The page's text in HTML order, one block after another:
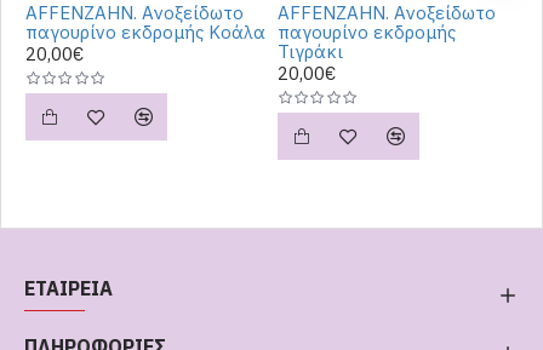
AFFENZAHN. Ανοξείδωτο
παγουρίνο εκδρομής Κοάλα
20,00€
AFFENZAHN. Ανοξείδωτο
παγουρίνο εκδρομής
Τιγράκι
20,00€
ΕΤΑΙΡΕΙΑ